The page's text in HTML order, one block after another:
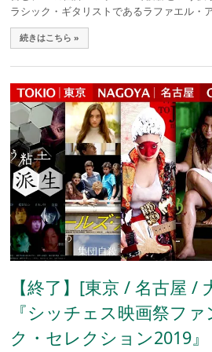
ラシック・ギタリストであるラファエル・
続きはこちら »
【終了】[東京 / 名古屋 /
『シッチェス映画祭フ
ク・セレクション2019』